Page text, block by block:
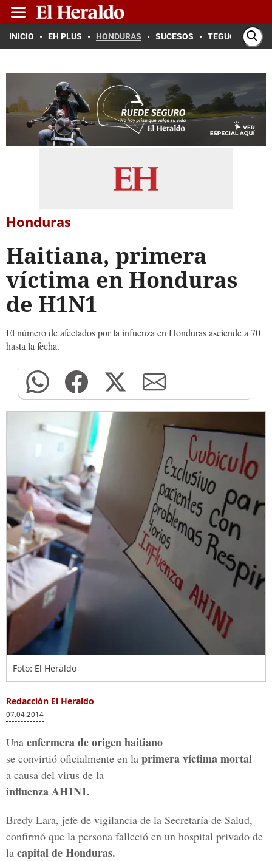
INICIO EH PLUS HONDURAS SUCESOS TEGUCIGALPA
Honduras
Haitiana, primera
víctima en Honduras
de H1N1
El número de afectados por la infuenza en Honduras asciende a 70
hasta la fecha.
Foto: El Heraldo
Redacción El Heraldo
07.04.2014
Una enfermera de origen haitiano
se convirtió oficialmente en la primera víctima mortal
a causa del virus de la
influenza AH1N1.
Bredy Lara, jefe de vigilancia de la Secretaría de Salud,
confirmó que la persona falleció en un hospital privado de
la capital de Honduras.